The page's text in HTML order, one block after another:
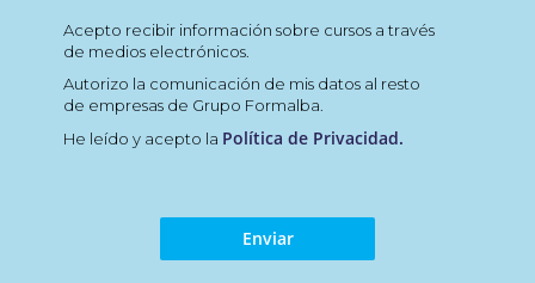
Acepto recibir información sobre cursos a través
de medios electrónicos.
Autorizo la comunicación de mis datos al resto
de empresas de Grupo Formalba.
He leído y acepto la Política de Privacidad.